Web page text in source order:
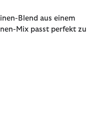
Blend aus einem
Mix passt perfekt zu